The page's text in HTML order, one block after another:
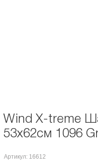
Wind X-treme
53x62см 1096
Артикул: 16612